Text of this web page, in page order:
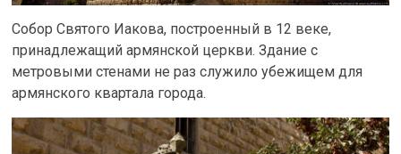
Собор Святого Иакова, построенный в 12 веке,
принадлежащий армянской церкви. Здание с
метровыми стенами не раз служило убежищем для
армянского квартала города.